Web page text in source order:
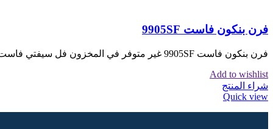
فرن بنكون فاست 9905SF
فرن بنكون فاست 9905SF غير متوفر في المخزون فل سيفتي فاست سعة الفرن باللتر 122 لتر 90*60 سم ستيل مناصب
Add to wishlist
شراء المنتج
Quick view